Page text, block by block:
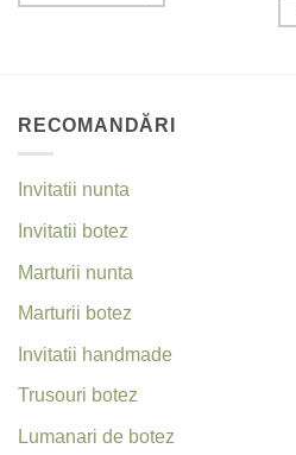
RECOMANDĂRI
Invitatii nunta
Invitatii botez
Marturii nunta
Marturii botez
Invitatii handmade
Trusouri botez
Lumanari de botez